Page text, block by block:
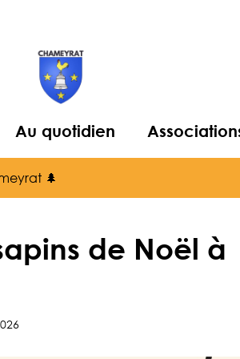
Au quotidien
🌲
de Noël à